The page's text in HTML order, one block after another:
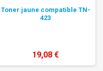
Toner jaune compatible TN-
423
19,08 €